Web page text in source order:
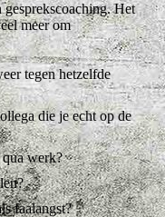
Het
meer om
tegen hetzelfde
die je echt op de
werk?
faalangst?